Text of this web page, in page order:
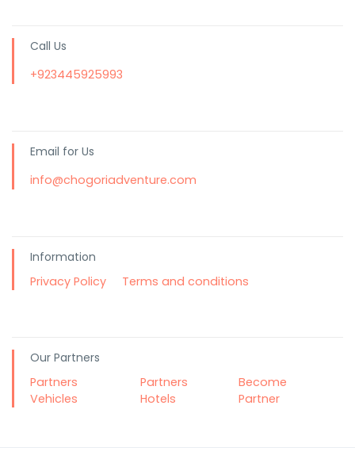
Call Us
+923445925993
Email for Us
info@chogoriadventure.com
Information
Privacy Policy
Terms and conditions
Our Partners
Partners
Vehicles
Partners
Hotels
Become
Partner